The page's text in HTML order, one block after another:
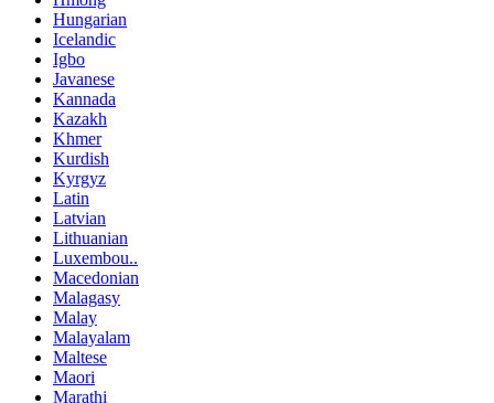
Hungarian
Icelandic
Igbo
Javanese
Kannada
Kazakh
Khmer
Kurdish
Kyrgyz
Latin
Latvian
Lithuanian
Luxembou..
Macedonian
Malagasy
Malay
Malayalam
Maltese
Maori
Marathi